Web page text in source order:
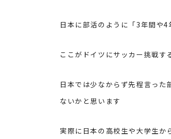
日本に部活のように「3年間や4
ここがドイツにサッカー挑戦す
日本では少なからず先程言った
ないかと思います
実際に日本の高校生や大学生か